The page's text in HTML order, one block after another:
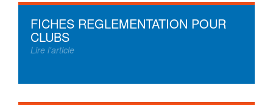
FICHES REGLEMENTATION POUR
CLUBS
Lire l'article